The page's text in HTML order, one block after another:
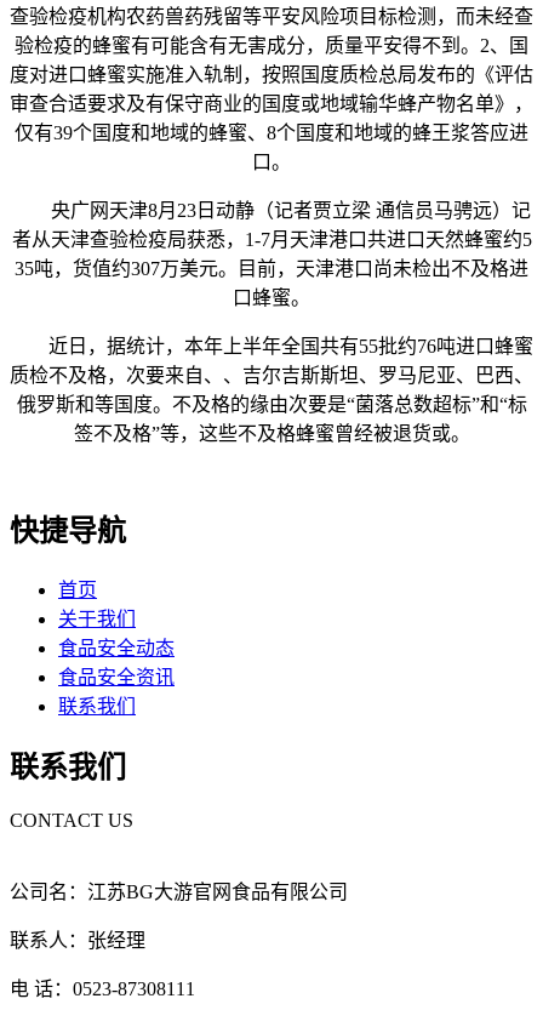
查验检疫机构农药兽药残留等平安风险项目标检测，而未经查
验检疫的蜂蜜有可能含有无害成分，质量平安得不到。2、国
度对进口蜂蜜实施准入轨制，按照国度质检总局发布的《评估
审查合适要求及有保守商业的国度或地域输华蜂产物名单》，
仅有39个国度和地域的蜂蜜、8个国度和地域的蜂王浆答应进
口。
央广网天津8月23日动静（记者贾立梁 通信员马骋远）记
者从天津查验检疫局获悉，1-7月天津港口共进口天然蜂蜜约5
35吨，货值约307万美元。目前，天津港口尚未检出不及格进
口蜂蜜。
近日，据统计，本年上半年全国共有55批约76吨进口蜂蜜
质检不及格，次要来自、、吉尔吉斯斯坦、罗马尼亚、巴西、
俄罗斯和等国度。不及格的缘由次要是“菌落总数超标”和“标
签不及格”等，这些不及格蜂蜜曾经被退货或。
快捷导航
首页
关于我们
食品安全动态
食品安全资讯
联系我们
联系我们
CONTACT US
公司名：江苏BG大游官网食品有限公司
联系人：张经理
电 话：0523-87308111